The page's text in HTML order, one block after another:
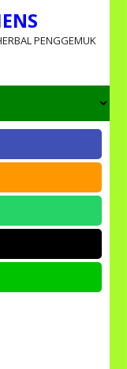
PENGGEMUK